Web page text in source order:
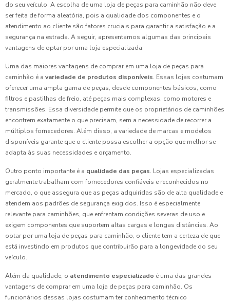
do seu veículo. A escolha de uma loja de peças para caminhão não deve
ser feita de forma aleatória, pois a qualidade dos componentes e o
atendimento ao cliente são fatores cruciais para garantir a satisfação e a
segurança na estrada. A seguir, apresentamos algumas das principais
vantagens de optar por uma loja especializada.
Uma das maiores vantagens de comprar em uma loja de peças para
caminhão é a variedade de produtos disponíveis. Essas lojas costumam
oferecer uma ampla gama de peças, desde componentes básicos, como
filtros e pastilhas de freio, até peças mais complexas, como motores e
transmissões. Essa diversidade permite que os proprietários de caminhões
encontrem exatamente o que precisam, sem a necessidade de recorrer a
múltiplos fornecedores. Além disso, a variedade de marcas e modelos
disponíveis garante que o cliente possa escolher a opção que melhor se
adapta às suas necessidades e orçamento.
Outro ponto importante é a qualidade das peças. Lojas especializadas
geralmente trabalham com fornecedores confiáveis e reconhecidos no
mercado, o que assegura que as peças adquiridas são de alta qualidade e
atendem aos padrões de segurança exigidos. Isso é especialmente
relevante para caminhões, que enfrentam condições severas de uso e
exigem componentes que suportem altas cargas e longas distâncias. Ao
optar por uma loja de peças para caminhão, o cliente tem a certeza de que
está investindo em produtos que contribuirão para a longevidade do seu
veículo.
Além da qualidade, o atendimento especializado é uma das grandes
vantagens de comprar em uma loja de peças para caminhão. Os
funcionários dessas lojas costumam ter conhecimento técnico